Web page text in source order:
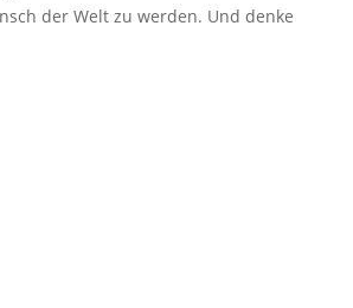
der Welt zu werden. Und denke